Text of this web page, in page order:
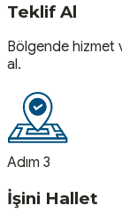
Teklif Al
Bölgende hizmet
al.
Adım 3
İşini Hallet